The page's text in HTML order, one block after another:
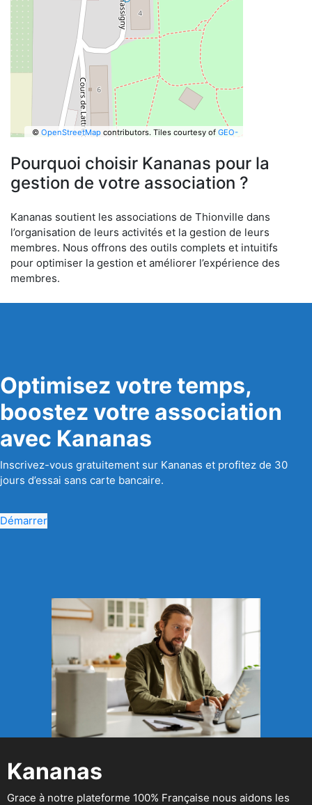
© OpenStreetMapcontributors. Tiles courtesy of GEO-
Pourquoi choisir Kananas pour la
gestion de votre association ?
Kananas soutient les associations de Thionville dans
l’organisation de leurs activités et la gestion de leurs
membres. Nous offrons des outils complets et intuitifs
pour optimiser la gestion et améliorer l’expérience des
membres.
Optimisez votre temps,
boostez votre association
avec Kananas
Inscrivez-vous gratuitement sur Kananas et profitez de 30
jours d’essai sans carte bancaire.
Démarrer
Kananas
Grace à notre plateforme 100% Française nous aidons les